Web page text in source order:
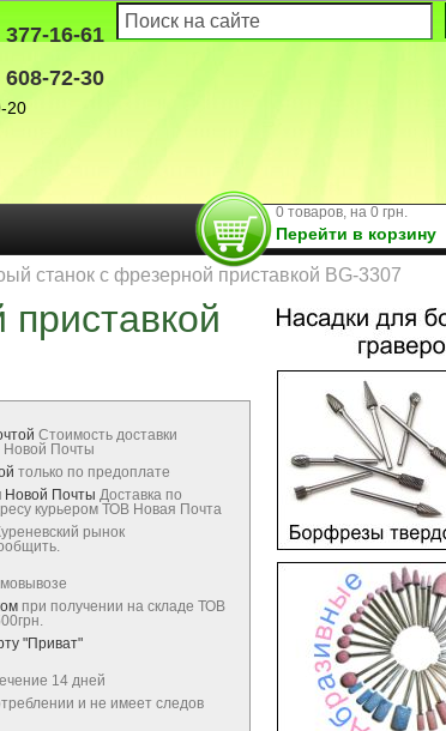
377-16-61
608-72-30
20
0 товаров, на 0 грн.
Перейти в корзину
станок с фрезерной приставкой BG-3307
Стоимость доставки
Новой Почты
только по предоплате
Новой Почты Доставка по
курьером ТОВ Новая Почта
рынок
при получении на складе ТОВ
"Приват"
14 дней
и не имеет следов